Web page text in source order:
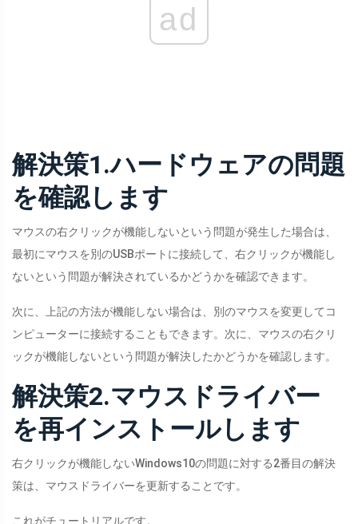
ad
解決策1.ハードウェアの問題
を確認します
マウスの右クリックが機能しないという問題が発生した場合は、
最初にマウスを別のUSBポートに接続して、右クリックが機能し
ないという問題が解決されているかどうかを確認できます。
次に、上記の方法が機能しない場合は、別のマウスを変更してコ
ンピューターに接続することもできます。次に、マウスの右クリ
ックが機能しないという問題が解決したかどうかを確認します。
解決策2.マウスドライバー
を再インストールします
右クリックが機能しないWindows10の問題に対する2番目の解決
策は、マウスドライバーを更新することです。
これがチュートリアルです。